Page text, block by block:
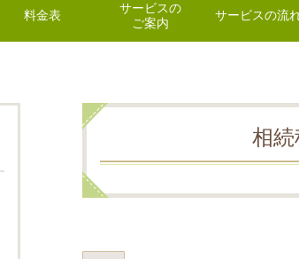
料金表
サービスの
ご案内
サービスの流
相